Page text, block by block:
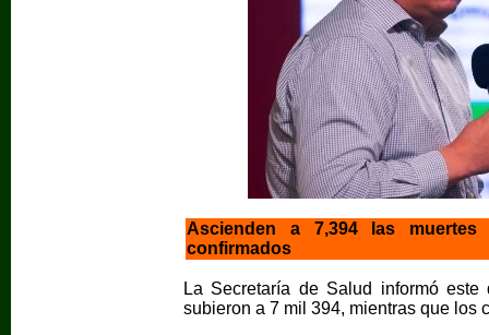
Ascienden a 7,394 las
confirmados
La Secretaría de Salud informó
subieron a 7 mil 394, mientras que los